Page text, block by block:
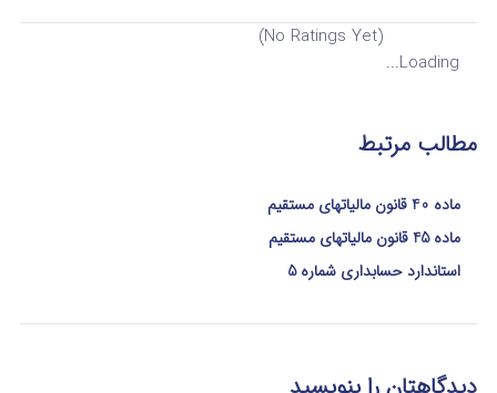
(No Ratings Yet)
Loading...
مطالب مرتبط
ماده 40 قانون مالیاتهای مستقیم
ماده 45 قانون مالیاتهای مستقیم
استاندارد حسابداری شماره 5